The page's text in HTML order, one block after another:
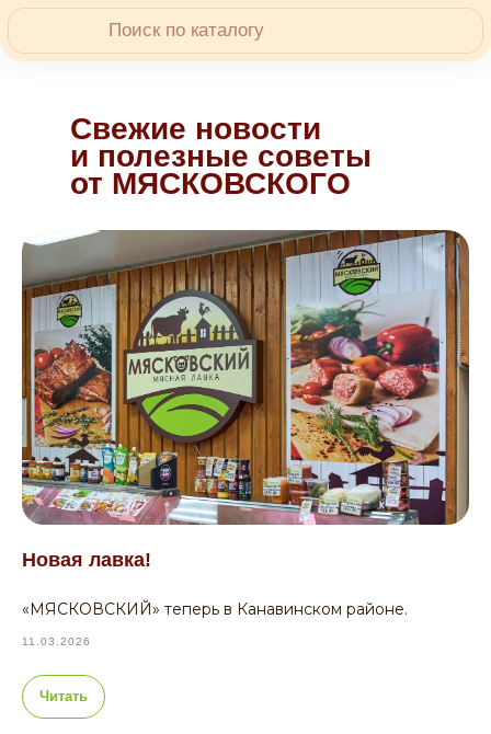
Свежие новости
и полезные советы
от МЯСКОВСКОГО
Новая лавка!
«МЯСКОВСКИЙ» теперь в Канавинском районе.
11.03.2026
Читать